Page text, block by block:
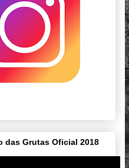
das Grutas Oficial 2018